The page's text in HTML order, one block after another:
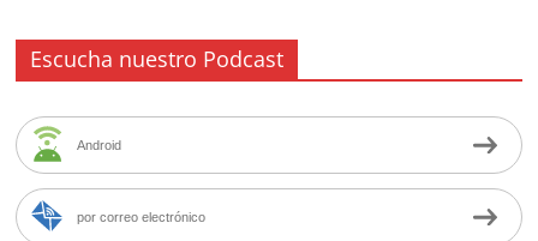
Escucha nuestro Podcast
Android
por correo electrónico